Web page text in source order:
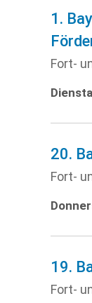
1.
Fort-
20.
Fort-
19.
Fort-